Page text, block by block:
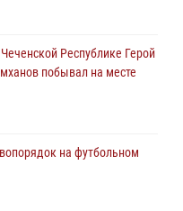
Республике Герой
побывал на месте
на футбольном